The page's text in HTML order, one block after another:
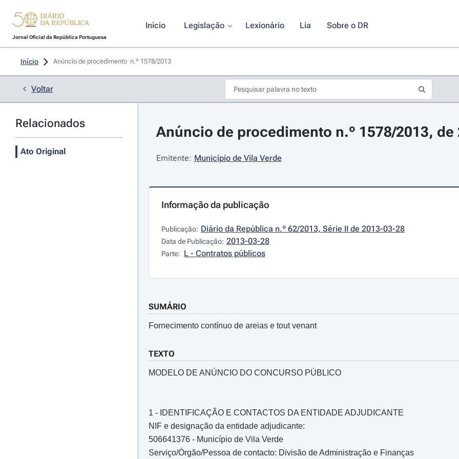
Jornal Oficial da República Portuguesa
Início Legislação Lexionário Lia Sobre o DR
Início Anúncio de procedimento  n.º 1578/2013
Voltar
Relacionados
Ato Original
Anúncio de procedimento n.º 1578/2013, de
Emitente: Município de Vila Verde
Informação da publicação
Publicação: Diário da República n.º 62/2013, Série II de 2013-03-28
Data de Publicação: 2013-03-28
Parte: L - Contratos públicos
SUMÁRIO
Fornecimento contínuo de areias e tout venant
TEXTO
MODELO DE ANÚNCIO DO CONCURSO PÚBLICO
1 - IDENTIFICAÇÃO E CONTACTOS DA ENTIDADE ADJUDICANTE
NIF e designação da entidade adjudicante:
506641376 - Município de Vila Verde
Serviço/Órgão/Pessoa de contacto: Divisão de Administração e Finanças